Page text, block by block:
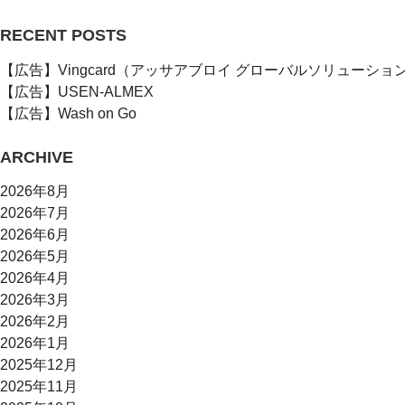
RECENT POSTS
【広告】Vingcard（アッサアブロイ グローバルソリューショ
【広告】USEN-ALMEX
【広告】Wash on Go
ARCHIVE
2026年8月
2026年7月
2026年6月
2026年5月
2026年4月
2026年3月
2026年2月
2026年1月
2025年12月
2025年11月